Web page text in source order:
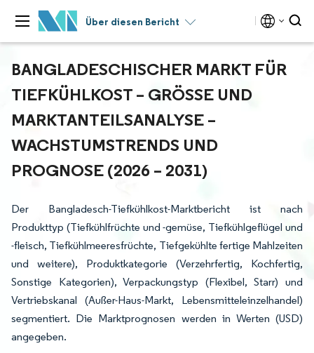
Über diesen Bericht
BANGLADESCHISCHER MARKT FÜR
TIEFKÜHLKOST – GRÖSSE UND M
ARKTANTEILSANALYSE – W
ACHSTUMSTRENDS UND P
ROGNOSE (2026 – 2031)
Der Bangladesch-Tiefkühlkost-Marktbericht ist nach
Produkttyp (Tiefkühlfrüchte und -gemüse, Tiefkühlgeflügel und
-fleisch, Tiefkühlmeeresfrüchte, Tiefgekühlte fertige Mahlzeiten
und weitere), Produktkategorie (Verzehrfertig, Kochfertig,
Sonstige Kategorien), Verpackungstyp (Flexibel, Starr) und
Vertriebskanal (Außer-Haus-Markt, Lebensmitteleinzelhandel)
segmentiert. Die Marktprognosen werden in Werten (USD)
angegeben.